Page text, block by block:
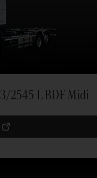
2545 L BDF Midi